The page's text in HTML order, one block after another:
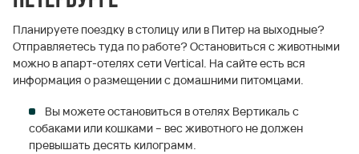
Планируете поездку в столицу или в Питер на выходные?
Отправляетесь туда по работе? Остановиться с животными
можно в апарт-отелях сети Vertical. На сайте есть вся
информация о размещении с домашними питомцами.
Вы можете остановиться в отелях Вертикаль с
собаками или кошками – вес животного не должен
превышать десять килограмм.